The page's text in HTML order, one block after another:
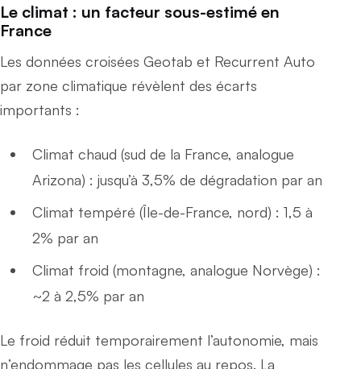
Le climat : un facteur sous-estimé en
France
Les données croisées Geotab et Recurrent Auto
par zone climatique révèlent des écarts
importants :
Climat chaud (sud de la France, analogue
Arizona) : jusqu’à 3,5% de dégradation par an
Climat tempéré (Île-de-France, nord) : 1,5 à
2% par an
Climat froid (montagne, analogue Norvège) :
~2 à 2,5% par an
Le froid réduit temporairement l’autonomie, mais
n’endommage pas les cellules au repos. La